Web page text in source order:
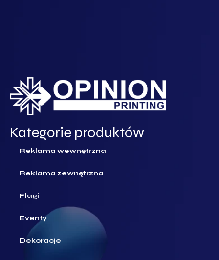
Kategorie produktów
Reklama wewnętrzna
Reklama zewnętrzna
Flagi
Eventy
Dekoracje